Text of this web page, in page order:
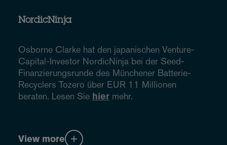
NordicNinja
Osborne Clarke hat den japanischen Venture-
Capital-Investor NordicNinja bei der Seed-
Finanzierungsrunde des Münchener Batterie-
Recyclers Tozero über EUR 11 Millionen
beraten. Lesen Sie hiermehr.
View more